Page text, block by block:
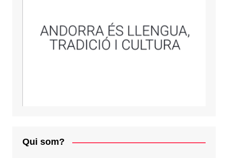
Qui som?